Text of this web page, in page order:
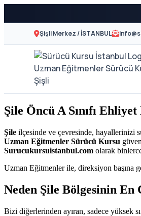
Şişli Merkez / İSTANBUL
Sürücü
Kursu
İstanbul
-
Şişli
En
A2
Motor
Ehliyeti
ve
Özel
Direksiyon
Dersi
Şile Öncü A Sınıfı
Şile ilçesinde ve çevresinde, hayallerinizi
Uzman Eğitmenler Sürücü Kursu
Surucukursuistanbul.com olarak
Uzman Eğitmenler ile, direksiyon başına
Neden Şile Bölgesinin
Bizi diğerlerinden ayıran, sadece yüksek